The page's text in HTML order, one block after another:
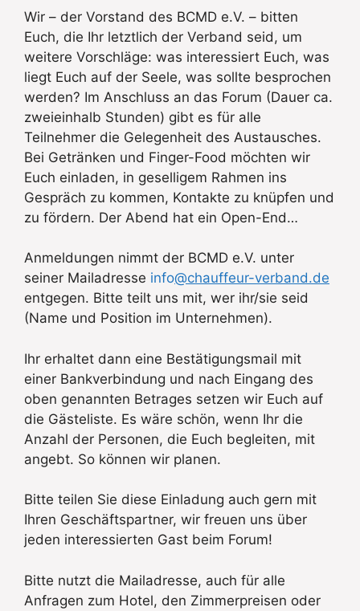
Wir – der Vorstand des BCMD e.V. – bitten
Euch, die Ihr letztlich der Verband seid, um
weitere Vorschläge: was interessiert Euch, was
liegt Euch auf der Seele, was sollte besprochen
werden? Im Anschluss an das Forum (Dauer ca.
zweieinhalb Stunden) gibt es für alle
Teilnehmer die Gelegenheit des Austausches.
Bei Getränken und Finger-Food möchten wir
Euch einladen, in geselligem Rahmen ins
Gespräch zu kommen, Kontakte zu knüpfen und
zu fördern. Der Abend hat ein Open-End…
Anmeldungen nimmt der BCMD e.V. unter
seiner Mailadresse info@chauffeur-verband.de
entgegen. Bitte teilt uns mit, wer ihr/sie seid
(Name und Position im Unternehmen).
Ihr erhaltet dann eine Bestätigungsmail mit
einer Bankverbindung und nach Eingang des
oben genannten Betrages setzen wir Euch auf
die Gästeliste. Es wäre schön, wenn Ihr die
Anzahl der Personen, die Euch begleiten, mit
angebt. So können wir planen.
Bitte teilen Sie diese Einladung auch gern mit
Ihren Geschäftspartner, wir freuen uns über
jeden interessierten Gast beim Forum!
Bitte nutzt die Mailadresse, auch für alle
Anfragen zum Hotel, den Zimmerpreisen oder